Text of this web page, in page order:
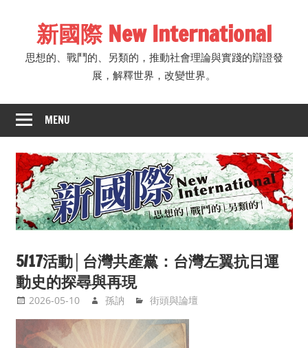
新國際 New International
思想的、戰鬥的、另類的，推動社會理論與實踐的辯證發
展，解釋世界，改變世界。
MENU
5/17活動│台灣共產黨：台灣左翼抗日運
動史的探尋與再現
2026-05-10 孫訥 街頭與論壇